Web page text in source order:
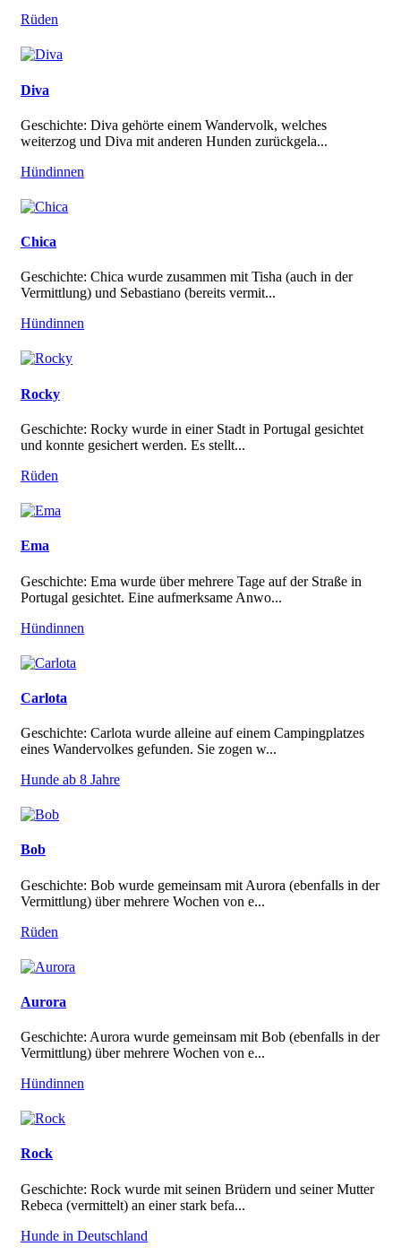
Rüden
Diva
Geschichte: Diva gehörte einem Wandervolk, welches
weiterzog und Diva mit anderen Hunden zurückgela...
Hündinnen
Chica
Geschichte: Chica wurde zusammen mit Tisha (auch in der
Vermittlung) und Sebastiano (bereits vermit...
Hündinnen
Rocky
Geschichte: Rocky wurde in einer Stadt in Portugal gesichtet
und konnte gesichert werden. Es stellt...
Rüden
Ema
Geschichte: Ema wurde über mehrere Tage auf der Straße in
Portugal gesichtet. Eine aufmerksame Anwo...
Hündinnen
Carlota
Geschichte: Carlota wurde alleine auf einem Campingplatzes
eines Wandervolkes gefunden. Sie zogen w...
Hunde ab 8 Jahre
Bob
Geschichte: Bob wurde gemeinsam mit Aurora (ebenfalls in der
Vermittlung) über mehrere Wochen von e...
Rüden
Aurora
Geschichte: Aurora wurde gemeinsam mit Bob (ebenfalls in der
Vermittlung) über mehrere Wochen von e...
Hündinnen
Rock
Geschichte: Rock wurde mit seinen Brüdern und seiner Mutter
Rebeca (vermittelt) an einer stark befa...
Hunde in Deutschland